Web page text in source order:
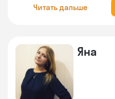
Читать дальше
Яна